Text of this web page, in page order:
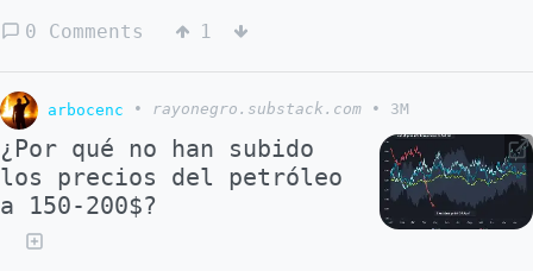
0 Comments 1
arbocenc • rayonegro.substack.com • 3M
¿Por qué no han subido
los precios del petróleo
a 150-200$?